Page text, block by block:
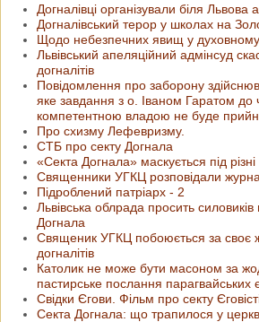
Догналівці організували біля
Догналівський терор у школах на
Щодо небезпечних явищ у духовному
Львівський апеляційний адмінсуд
догналітів
Повідомлення про заборону
яке завдання з о. Іваном Гаратом до
компетентною владою не буде
Про схизму Лефевризму.
СТБ про секту Догнала
«Секта Догнала» маскується під різні
Священники УГКЦ розповідали
Підроблений патріарх - 2
Львівська облрада просить силовиків
Догнала
Священик УГКЦ побоюється за своє
догналітів
Католик не може бути масоном за
пастирське послання парагвайських
Свідки Єгови. Фільм про секту
Секта Догнала: що трапилося у